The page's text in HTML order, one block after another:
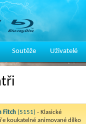
Soutěže Uživatelé
Fitch (5151) - Klasické
koukatelné animované dílko